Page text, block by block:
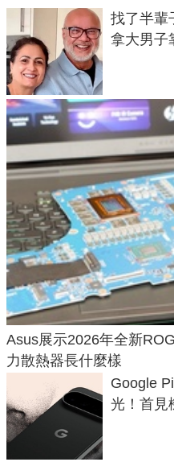
找了半輩
拿大男子
Asus展示2026年全新
力散熱器長什麼樣
Google
光！首見